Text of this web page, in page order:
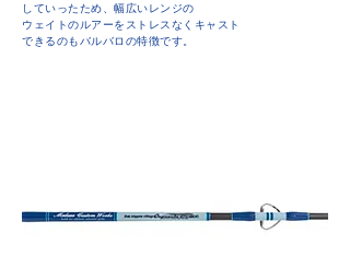
していったため、幅広いレンジの
ウェイトのルアーをストレスなくキャスト
できるのもバルバロの特徴です。